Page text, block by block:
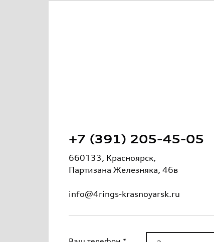
+7 (391) 205-45-05
660133, Красноярск,
Партизана Железняка, 46в
info@4rings-krasnoyarsk.ru